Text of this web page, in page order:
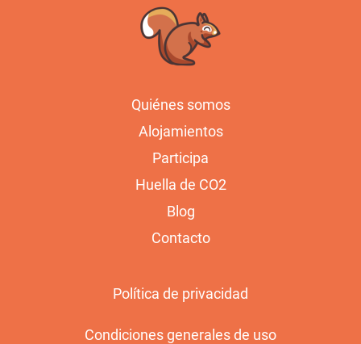
Quiénes somos
Alojamientos
Participa
Huella de CO2
Blog
Contacto
Política de privacidad
Condiciones generales de uso